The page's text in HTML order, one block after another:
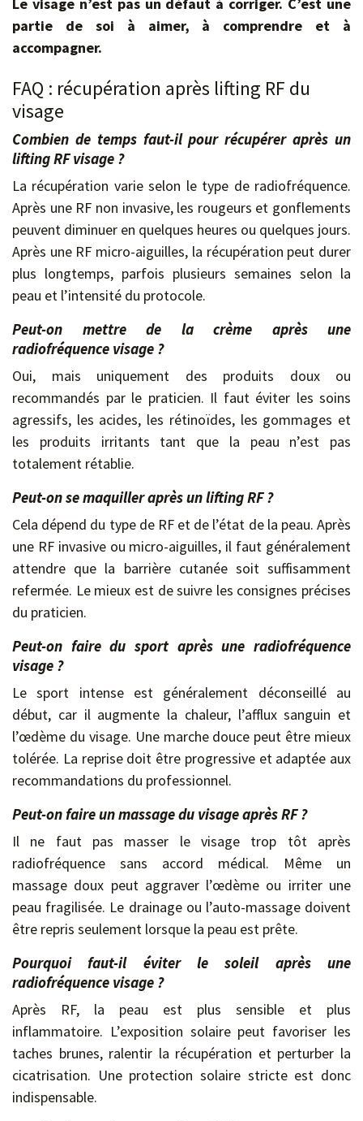
Le visage n’est pas un défaut à corriger. C’est une
partie de soi à aimer, à comprendre et à
accompagner.
FAQ : récupération après lifting RF du
visage
Combien de temps faut-il pour récupérer après un
lifting RF visage ?
La récupération varie selon le type de radiofréquence.
Après une RF non invasive, les rougeurs et gonflements
peuvent diminuer en quelques heures ou quelques jours.
Après une RF micro-aiguilles, la récupération peut durer
plus longtemps, parfois plusieurs semaines selon la
peau et l’intensité du protocole.
Peut-on mettre de la crème après une
radiofréquence visage ?
Oui, mais uniquement des produits doux ou
recommandés par le praticien. Il faut éviter les soins
agressifs, les acides, les rétinoïdes, les gommages et
les produits irritants tant que la peau n’est pas
totalement rétablie.
Peut-on se maquiller après un lifting RF ?
Cela dépend du type de RF et de l’état de la peau. Après
une RF invasive ou micro-aiguilles, il faut généralement
attendre que la barrière cutanée soit suffisamment
refermée. Le mieux est de suivre les consignes précises
du praticien.
Peut-on faire du sport après une radiofréquence
visage ?
Le sport intense est généralement déconseillé au
début, car il augmente la chaleur, l’afflux sanguin et
l’œdème du visage. Une marche douce peut être mieux
tolérée. La reprise doit être progressive et adaptée aux
recommandations du professionnel.
Peut-on faire un massage du visage après RF ?
Il ne faut pas masser le visage trop tôt après
radiofréquence sans accord médical. Même un
massage doux peut aggraver l’œdème ou irriter une
peau fragilisée. Le drainage ou l’auto-massage doivent
être repris seulement lorsque la peau est prête.
Pourquoi faut-il éviter le soleil après une
radiofréquence visage ?
Après RF, la peau est plus sensible et plus
inflammatoire. L’exposition solaire peut favoriser les
taches brunes, ralentir la récupération et perturber la
cicatrisation. Une protection solaire stricte est donc
indispensable.